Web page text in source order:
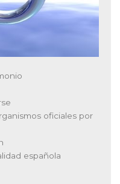
oficiales por
española